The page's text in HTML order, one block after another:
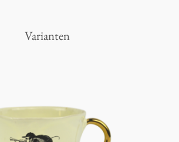
Varianten